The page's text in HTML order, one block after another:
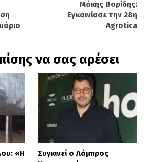
19,7%
16,7%
23,3%
20,3%
12,2% 13,3%
Μάκης Βορίδης:
Εγκαινίασε την 28η
Agrotica
να σας αρέσει
«Η
Συγκινεί ο Λάμπρος